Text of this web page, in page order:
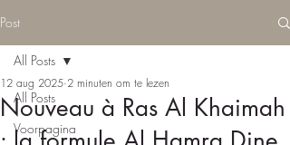
Post
All Posts
Voorpagina
All Posts
Nouveau à Ras Al Khaimah
12 aug 2025 2 minuten om te lezen